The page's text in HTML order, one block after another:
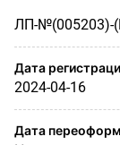
ЛП-№(005203)-
Дата
2024-04-16
Дата